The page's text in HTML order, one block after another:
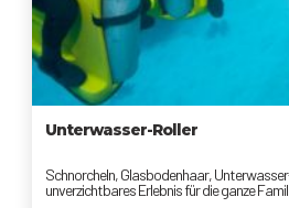
Unterwasser-Roller
Schnorcheln, Glasbodenhaar,
unverzichtbares Erlebnis für die ganze